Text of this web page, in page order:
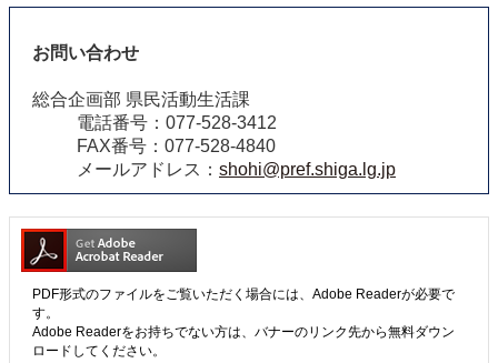
お問い合わせ
総合企画部 県民活動生活課
電話番号：077-528-3412
FAX番号：077-528-4840
メールアドレス： shohi@pref.shiga.lg.jp
PDF形式のファイルをご覧いただく場合には、Adobe Readerが必要で
す。
Adobe Readerをお持ちでない方は、バナーのリンク先から無料ダウン
ロードしてください。